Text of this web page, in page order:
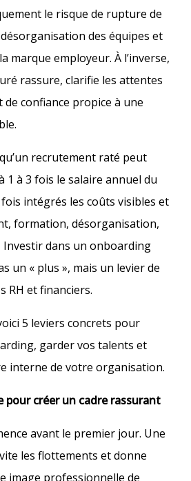
le risque de rupture de
désorganisation des équipes et
marque employeur. À l’inverse,
rassure, clarifie les attentes
confiance propice à une
recrutement raté peut
1 à 3 fois le salaire annuel du
intégrés les coûts visibles et
formation, désorganisation,
Investir dans un onboarding
un « plus », mais un levier de
RH et financiers.​
5 leviers concrets pour
garder vos talents et
interne de votre organisation.
pour créer un cadre rassurant
avant le premier jour. Une
les flottements et donne
image professionnelle de